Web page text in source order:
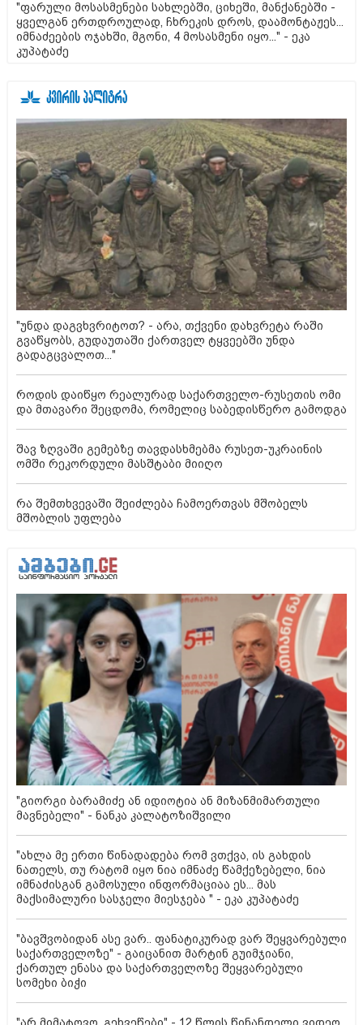
"ფარული მოსასმენები სახლებში, ციხეში, მანქანებში -
ყველგან ერთდროულად, ჩხრეკის დროს, დაამონტაჟეს...
იმნაძეების ოჯახში, მგონი, 4 მოსასმენი იყო..." - ეკა
კუპატაძე
"უნდა დაგვხვრიტოთ? - არა, თქვენი დახვრეტა რაში
გვაწყობს, გუდაუთაში ქართველ ტყვეებში უნდა
გადაგცვალოთ..."
როდის დაიწყო რეალურად საქართველო-რუსეთის ომი
და მთავარი შეცდომა, რომელიც საბედისწერო გამოდგა
შავ ზღვაში გემებზე თავდასხმებმა რუსეთ-უკრაინის
ომში რეკორდული მასშტაბი მიიღო
რა შემთხვევაში შეიძლება ჩამოერთვას მშობელს
მშობლის უფლება
"გიორგი ბარამიძე ან იდიოტია ან მიზანმიმართული
მავნებელი" - ნანკა კალატოზიშვილი
"ახლა მე ერთი წინადადება რომ ვთქვა, ის გახდის
ნათელს, თუ რატომ იყო ნია იმნაძე წამქეზებელი, ნია
იმნაძისგან გამოსული ინფორმაციაა ეს... მას
მაქსიმალური სასჯელი მიესჯება " - ეკა კუპატაძე
"ბავშვობიდან ასე ვარ.. ფანატიკურად ვარ შეყვარებული
საქართველოზე" - გაიცანით მარტინ გუიმჯიანი,
ქართულ ენასა და საქართველოზე შეყვარებული
სომეხი ბიჭი